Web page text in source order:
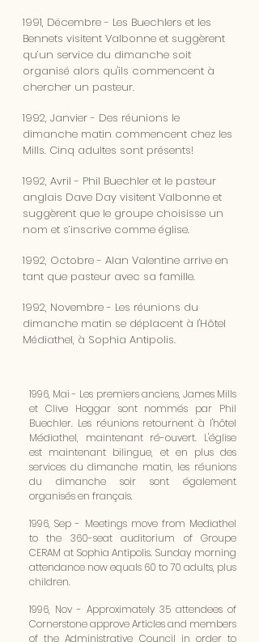
1991, Décembre - Les Buechlers et les
Bennets visitent Valbonne et suggèrent
qu’un service du dimanche soit
organisé alors qu'ils commencent à
chercher un pasteur.
1992, Janvier - Des réunions le
dimanche matin commencent chez les
Mills. Cinq adultes sont présents!
1992, Avril - Phil Buechler et le pasteur
anglais Dave Day visitent Valbonne et
suggèrent que le groupe choisisse un
nom et s’inscrive comme église.
1992, Octobre - Alan Valentine arrive en
tant que pasteur avec sa famille.
1992, Novembre - Les réunions du
dimanche matin se déplacent à l'Hôtel
Médiathel, à Sophia Antipolis.
1996, Mai - Les premiers anciens, James Mills
et Clive Hoggar sont nommés par Phil
Buechler. Les réunions retournent à l'hôtel
Médiathel, maintenant ré-ouvert. L'église
est maintenant bilingue, et en plus des
services du dimanche matin, les réunions
du dimanche soir sont également
organisés en français.​
1996, Sep - Meetings move from Mediathel
to the 360-seat auditorium of Groupe
CERAM at Sophia Antipolis. Sunday morning
attendance now equals 60 to 70 adults, plus
children.
1996, Nov - Approximately 35 attendees of
Cornerstone approve Articles and members
of the Administrative Council in order to